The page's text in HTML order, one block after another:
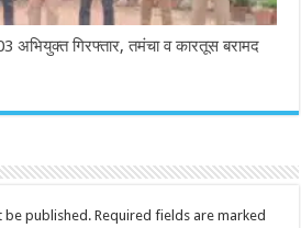
अभियुक्त गिरफ्तार, तमंचा व कारतूस बरामद
be published. Required fields are marked